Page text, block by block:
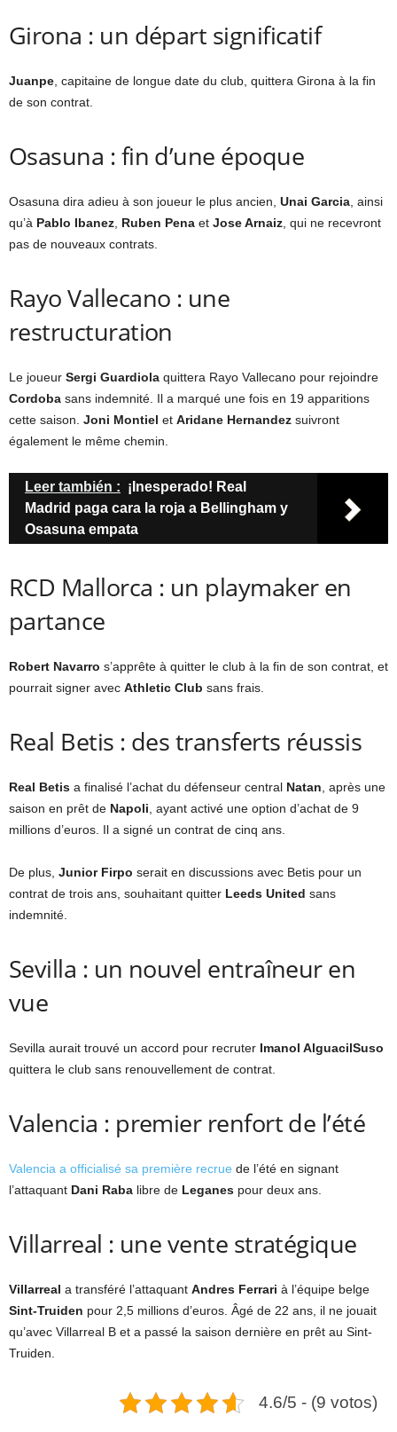
Girona : un départ significatif
Juanpe, capitaine de longue date du club, quittera Girona à la fin
de son contrat.
Osasuna : fin d’une époque
Osasuna dira adieu à son joueur le plus ancien, Unai Garcia, ainsi
qu’à Pablo Ibanez, Ruben Pena et Jose Arnaiz, qui ne recevront
pas de nouveaux contrats.
Rayo Vallecano : une
restructuration
Le joueur Sergi Guardiola quittera Rayo Vallecano pour rejoindre
Cordoba sans indemnité. Il a marqué une fois en 19 apparitions
cette saison. Joni Montiel et Aridane Hernandez suivront
également le même chemin.
Leer también : ¡Inesperado! Real
Madrid paga cara la roja a Bellingham y
Osasuna empata
RCD Mallorca : un playmaker en
partance
Robert Navarro s’apprête à quitter le club à la fin de son contrat, et
pourrait signer avec Athletic Club sans frais.
Real Betis : des transferts réussis
Real Betis a finalisé l’achat du défenseur central Natan, après une
saison en prêt de Napoli, ayant activé une option d’achat de 9
millions d’euros. Il a signé un contrat de cinq ans.
De plus, Junior Firpo serait en discussions avec Betis pour un
contrat de trois ans, souhaitant quitter Leeds United sans
indemnité.
Sevilla : un nouvel entraîneur en
vue
Sevilla aurait trouvé un accord pour recruter Imanol AlguacilSuso
quittera le club sans renouvellement de contrat.
Valencia : premier renfort de l’été
Valencia a officialisé sa première recrue de l’été en signant
l’attaquant Dani Raba libre de Leganes pour deux ans.
Villarreal : une vente stratégique
Villarreal a transféré l’attaquant Andres Ferrari à l’équipe belge
Sint-Truiden pour 2,5 millions d’euros. Âgé de 22 ans, il ne jouait
qu’avec Villarreal B et a passé la saison dernière en prêt au Sint-
Truiden.
4.6/5 - (9 votos)